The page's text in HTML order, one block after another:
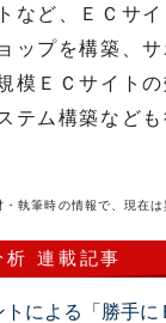
など、ＥＣサ
ップを構築、サ
模ＥＣサイト
テム構築など
・執筆時の情報で、現在は
析 連載記事
トによる「勝手